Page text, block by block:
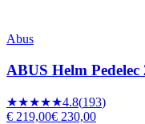
Abus
ABUS Helm
★★★★★4.8(193)
€ 219,00€ 230,00